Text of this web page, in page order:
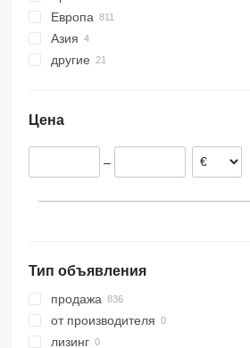
Европа
Эстония
Нидерланды
Испания
Азия
Турция
другие
Цена
–
Тип объявления
продажа
от производителя
лизинг